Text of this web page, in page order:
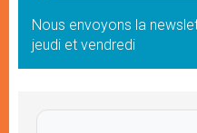
Nous envoyons la
jeudi et vendredi